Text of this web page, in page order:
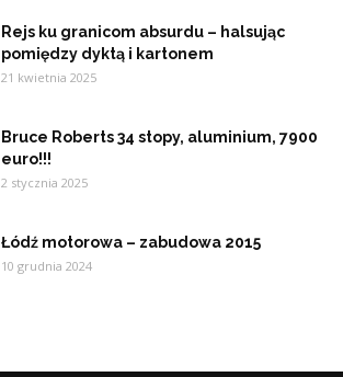
Rejs ku granicom absurdu – halsując
pomiędzy dyktą i kartonem
21 kwietnia 2025
Bruce Roberts 34 stopy, aluminium, 7900
euro!!!
2 stycznia 2025
Łódź motorowa – zabudowa 2015
10 grudnia 2024